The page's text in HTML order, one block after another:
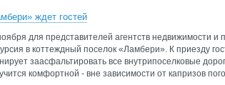
ждет гостей
для представителей агентств недвижимости и
в коттеждный поселок «Ламбери». К приезду
заасфальтировать все внутрипоселковые
комфортной - вне зависимости от капризов